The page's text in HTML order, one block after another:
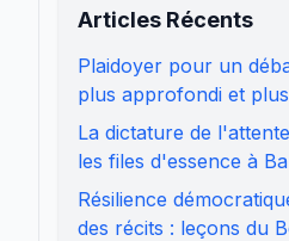
Articles Récents
Plaidoyer pour un
plus approfondi et
La dictature de
les files d'essence à
Résilience
des récits : leçons du